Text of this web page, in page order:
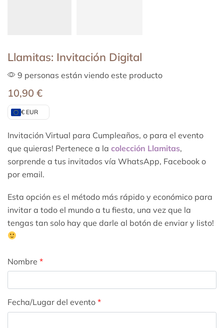
Llamitas: Invitación Digital
9 personas están viendo este producto
10,90 €
€ EUR
Invitación Virtual para Cumpleaños, o para el evento
que quieras! Pertenece a la colección Llamitas,
sorprende a tus invitados vía WhatsApp, Facebook o
por email.
Esta opción es el método más rápido y económico para
invitar a todo el mundo a tu fiesta, una vez que la
tengas tan solo hay que darle al botón de enviar y listo!
Nombre *
Fecha/Lugar del evento *